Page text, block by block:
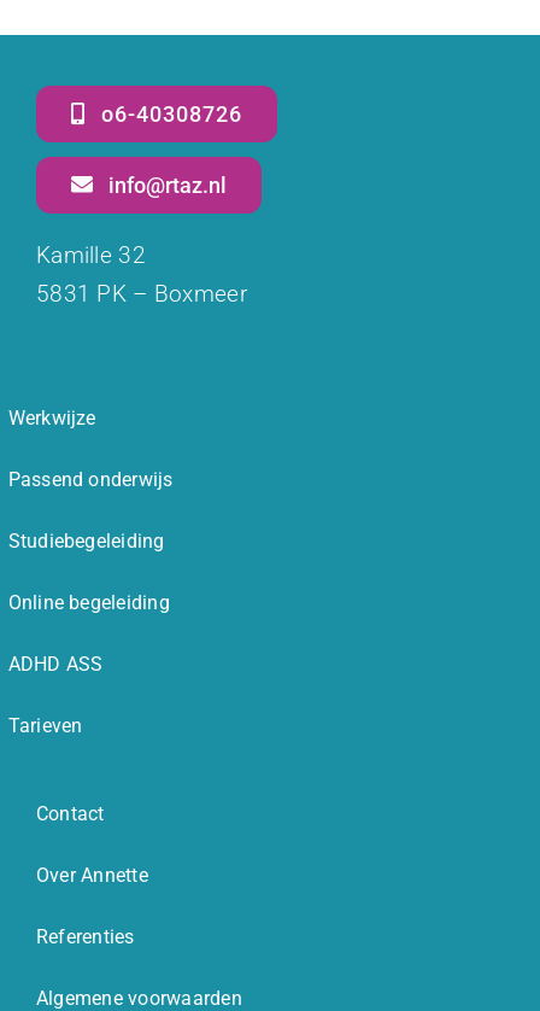
o6-40308726
info@rtaz.nl
Kamille 32
5831 PK – Boxmeer
Werkwijze
Passend onderwijs
Studiebegeleiding
Online begeleiding
ADHD ASS
Tarieven
Contact
Over Annette
Referenties
Algemene voorwaarden